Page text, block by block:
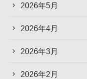
2026年5月
2026年4月
2026年3月
2026年2月